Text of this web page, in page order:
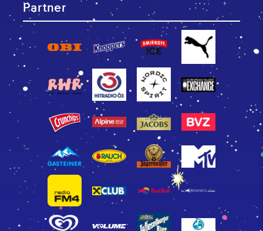
Partner